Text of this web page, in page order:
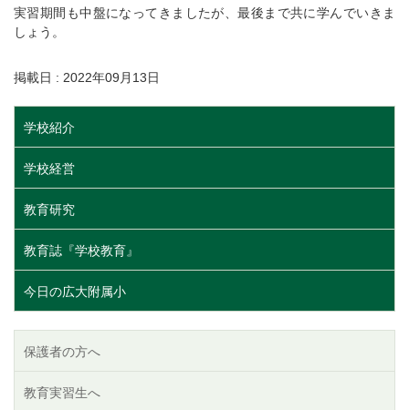
実習期間も中盤になってきましたが、最後まで共に学んでいきま
しょう。
掲載日 : 2022年09月13日
学校紹介
学校経営
教育研究
教育誌『学校教育』
今日の広大附属小
保護者の方へ
教育実習生へ